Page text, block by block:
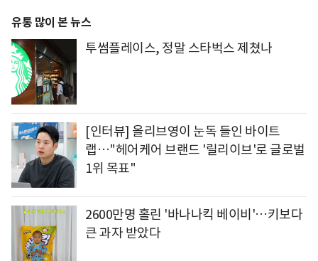
유통 많이 본 뉴스
투썸플레이스, 정말 스타벅스 제쳤나
[인터뷰] 올리브영이 눈독 들인 바이트
랩…"헤어케어 브랜드 '릴리이브'로 글로벌
1위 목표"
2600만명 홀린 '바나나킥 베이비'…키보다
큰 과자 받았다